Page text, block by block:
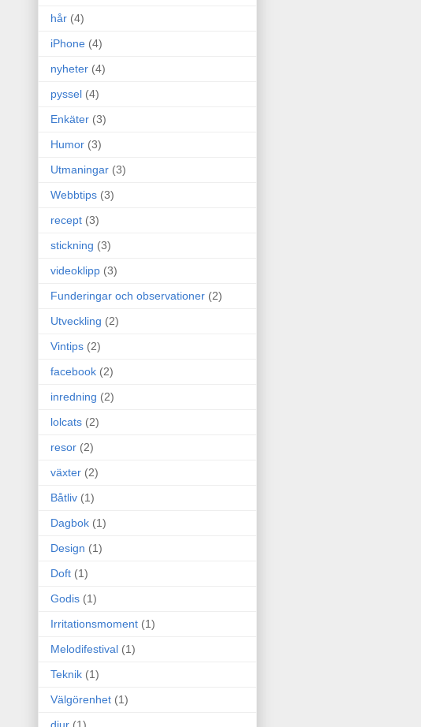
hår (4)
iPhone (4)
nyheter (4)
pyssel (4)
Enkäter (3)
Humor (3)
Utmaningar (3)
Webbtips (3)
recept (3)
stickning (3)
videoklipp (3)
Funderingar och observationer (2)
Utveckling (2)
Vintips (2)
facebook (2)
inredning (2)
lolcats (2)
resor (2)
växter (2)
Båtliv (1)
Dagbok (1)
Design (1)
Doft (1)
Godis (1)
Irritationsmoment (1)
Melodifestival (1)
Teknik (1)
Välgörenhet (1)